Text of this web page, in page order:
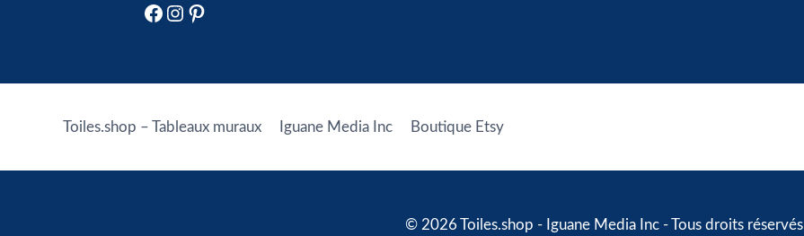
Facebook
Instagram
Pinterest
Toiles.shop – Tableaux muraux Iguane Media Inc Boutique Etsy
© 2026 Toiles.shop - Iguane Media Inc - Tous droits réservés